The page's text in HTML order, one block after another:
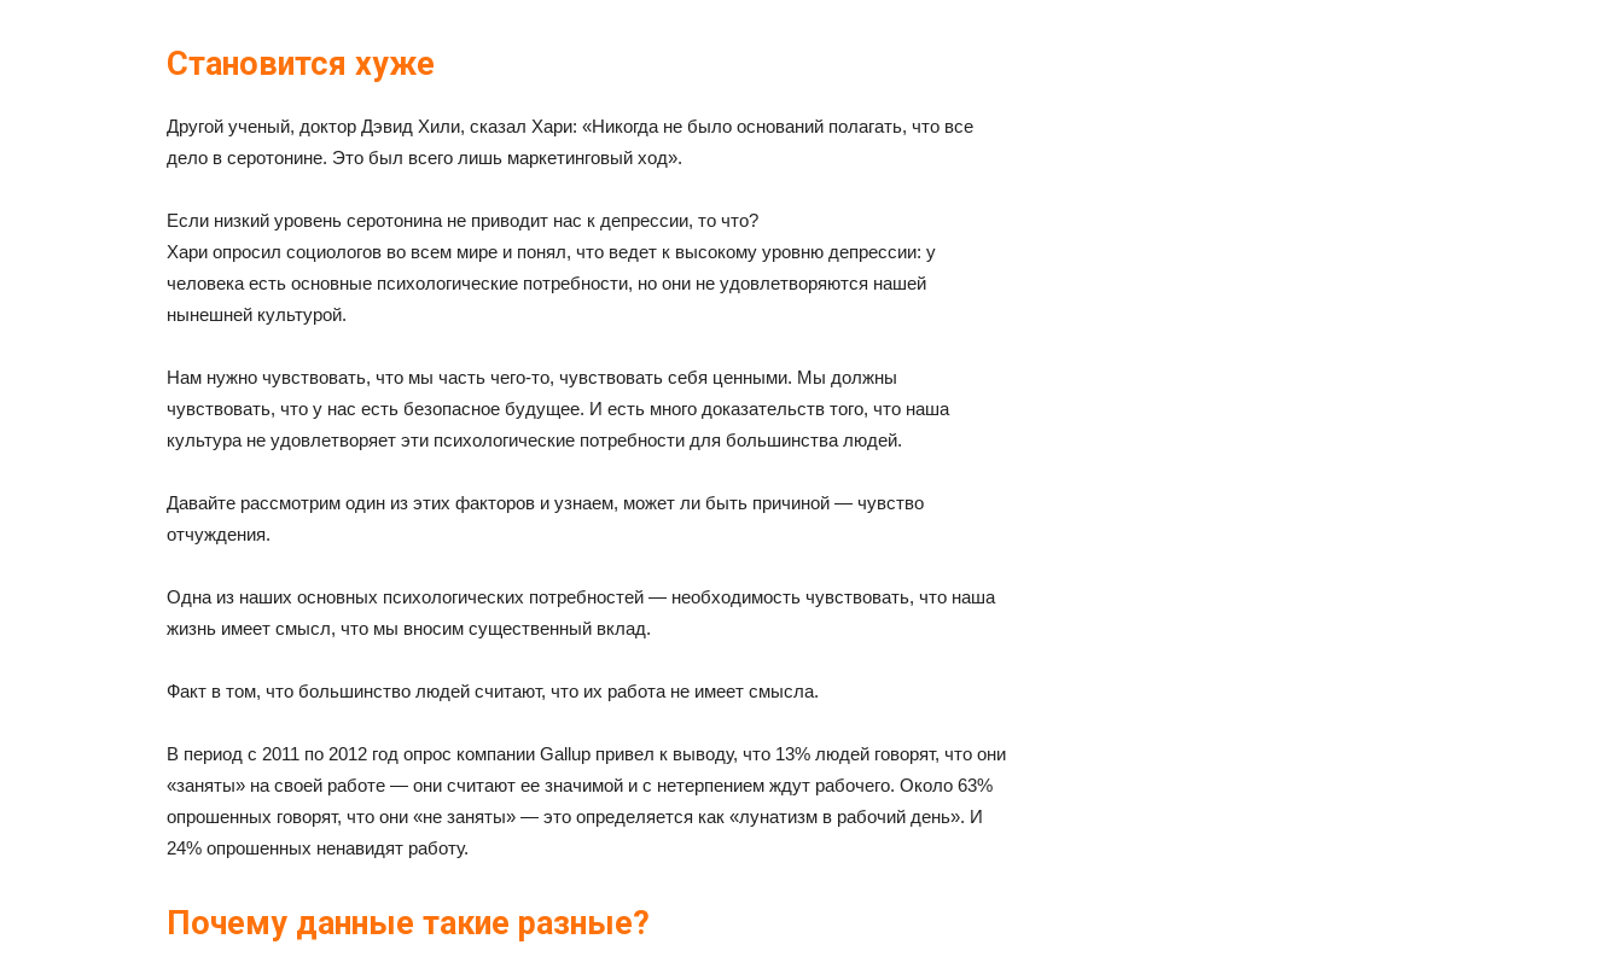
Становится хуже
Другой ученый, доктор Дэвид Хили, сказал Хари: «Никогда не было оснований полагать, что все
дело в серотонине. Это был всего лишь маркетинговый ход».
Если низкий уровень серотонина не приводит нас к депрессии, то что?
Хари опросил социологов во всем мире и понял, что ведет к высокому уровню депрессии: у
человека есть основные психологические потребности, но они не удовлетворяются нашей
нынешней культурой.
Нам нужно чувствовать, что мы часть чего-то, чувствовать себя ценными. Мы должны
чувствовать, что у нас есть безопасное будущее. И есть много доказательств того, что наша
культура не удовлетворяет эти психологические потребности для большинства людей.
Давайте рассмотрим один из этих факторов и узнаем, может ли быть причиной — чувство
отчуждения.
Одна из наших основных психологических потребностей — необходимость чувствовать, что наша
жизнь имеет смысл, что мы вносим существенный вклад.
Факт в том, что большинство людей считают, что их работа не имеет смысла.
В период с 2011 по 2012 год опрос компании Gallup привел к выводу, что 13% людей говорят, что они
«заняты» на своей работе — они считают ее значимой и с нетерпением ждут рабочего. Около 63%
опрошенных говорят, что они «не заняты» — это определяется как «лунатизм в рабочий день». И
24% опрошенных ненавидят работу.
Почему данные такие разные?